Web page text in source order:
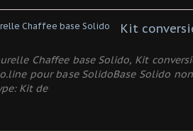
Chaffee base Solido, Kit
pour base SolidoBase Solido
Kit de